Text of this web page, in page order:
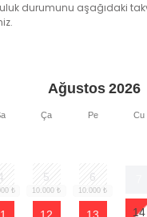
durumunu aşağıdaki
Ağustos 2026
Ça Pe Cu
5 6
14